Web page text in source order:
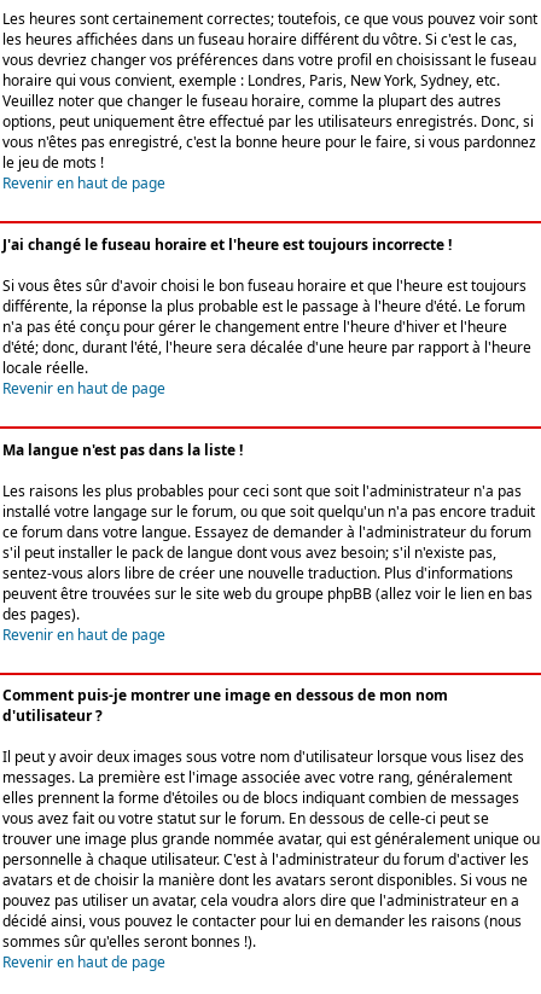
Les heures sont certainement correctes; toutefois, ce que vous pouvez voir sont
les heures affichées dans un fuseau horaire différent du vôtre. Si c'est le cas,
vous devriez changer vos préférences dans votre profil en choisissant le fuseau
horaire qui vous convient, exemple : Londres, Paris, New York, Sydney, etc.
Veuillez noter que changer le fuseau horaire, comme la plupart des autres
options, peut uniquement être effectué par les utilisateurs enregistrés. Donc, si
vous n'êtes pas enregistré, c'est la bonne heure pour le faire, si vous pardonnez
le jeu de mots !
Revenir en haut de page
J'ai changé le fuseau horaire et l'heure est toujours incorrecte !
Si vous êtes sûr d'avoir choisi le bon fuseau horaire et que l'heure est toujours
différente, la réponse la plus probable est le passage à l'heure d'été. Le forum
n'a pas été conçu pour gérer le changement entre l'heure d'hiver et l'heure
d'été; donc, durant l'été, l'heure sera décalée d'une heure par rapport à l'heure
locale réelle.
Revenir en haut de page
Ma langue n'est pas dans la liste !
Les raisons les plus probables pour ceci sont que soit l'administrateur n'a pas
installé votre langage sur le forum, ou que soit quelqu'un n'a pas encore traduit
ce forum dans votre langue. Essayez de demander à l'administrateur du forum
s'il peut installer le pack de langue dont vous avez besoin; s'il n'existe pas,
sentez-vous alors libre de créer une nouvelle traduction. Plus d'informations
peuvent être trouvées sur le site web du groupe phpBB (allez voir le lien en bas
des pages).
Revenir en haut de page
Comment puis-je montrer une image en dessous de mon nom
d'utilisateur ?
Il peut y avoir deux images sous votre nom d'utilisateur lorsque vous lisez des
messages. La première est l'image associée avec votre rang, généralement
elles prennent la forme d'étoiles ou de blocs indiquant combien de messages
vous avez fait ou votre statut sur le forum. En dessous de celle-ci peut se
trouver une image plus grande nommée avatar, qui est généralement unique ou
personnelle à chaque utilisateur. C'est à l'administrateur du forum d'activer les
avatars et de choisir la manière dont les avatars seront disponibles. Si vous ne
pouvez pas utiliser un avatar, cela voudra alors dire que l'administrateur en a
décidé ainsi, vous pouvez le contacter pour lui en demander les raisons (nous
sommes sûr qu'elles seront bonnes !).
Revenir en haut de page